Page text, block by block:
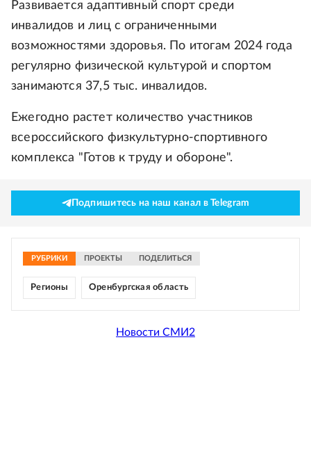
Развивается адаптивный спорт среди
инвалидов и лиц с ограниченными
возможностями здоровья. По итогам 2024 года
регулярно физической культурой и спортом
занимаются 37,5 тыс. инвалидов.
Ежегодно растет количество участников
всероссийского физкультурно-спортивного
комплекса "Готов к труду и обороне".
Подпишитесь на наш канал в Telegram
РУБРИКИ ПРОЕКТЫ ПОДЕЛИТЬСЯ
Регионы Оренбургская область
Новости СМИ2